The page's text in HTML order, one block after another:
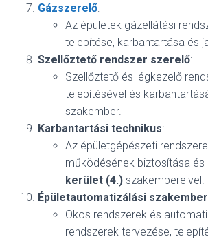
Gázszerelő:
Az épületek gázellátási
telepítése, karbantartása és
Szellőztető rendszer szerelő:
Szellőztető és légkezelő
telepítésével és
szakember.
Karbantartási technikus:
Az épületgépészeti
működésének biztosítása és
kerület (4.) szakembereivel.
Épületautomatizálási szakember
Okos rendszerek és
rendszerek tervezése,